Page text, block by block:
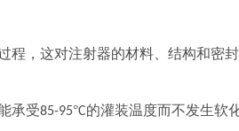
，这对注射器的材料、结构和密封
承受85-95°C的灌装温度而不发生软